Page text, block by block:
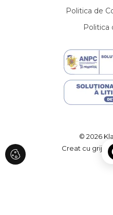
Apartamente de inchiriat in Cluj-
Apartamente de inchiriat in Floresti
Case de inchiriat
Case de inchiriat in Cluj-Napoca
Case de inchiriat in Cluj-Napoca
Case de inchiriat in Cluj-Napoca
Case de inchiriat in Cluj-Napoca
Case de inchiriat in Floresti
Case de inchiriat in Feleacu
Case de inchiriat in Cluj-Napoca
Politica de
Politica
© 2026
Creat cu grijă